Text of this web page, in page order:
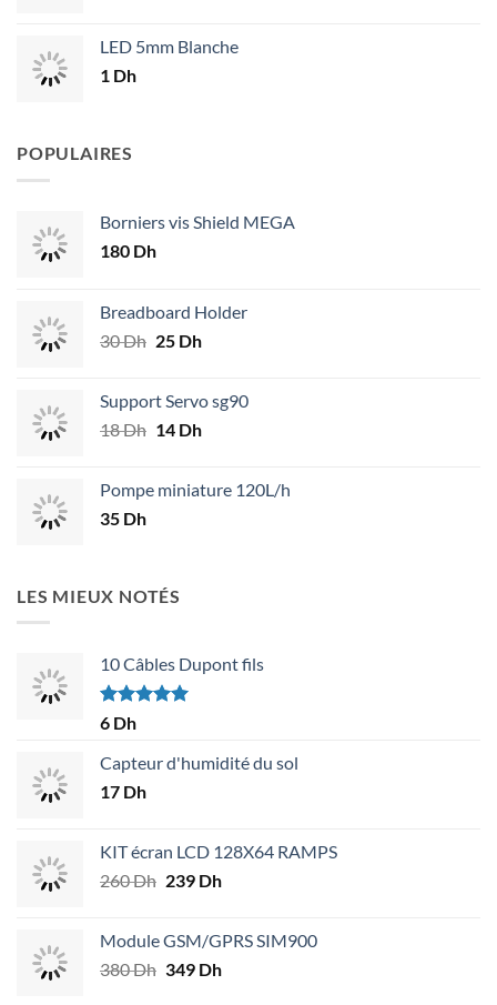
LED 5mm Blanche
1 Dh
POPULAIRES
Borniers vis Shield MEGA
180 Dh
Breadboard Holder
30Dh Le
était :
30 Dh.
25 DhLe
est :
25 Dh.
Support Servo sg90
18Dh Le
était :
14 DhLe
est :
Pompe miniature 120L/h
35 Dh
LES MIEUX NOTÉS
10 Câbles Dupont fils
Note
6 Dh
Capteur d'humidité du sol
17 Dh
KIT écran LCD 128X64 RAMPS
260Dh Le
était :
260 Dh.
239 DhLe
est :
239 Dh.
Module GSM/GPRS SIM900
380Dh Le
349 DhLe